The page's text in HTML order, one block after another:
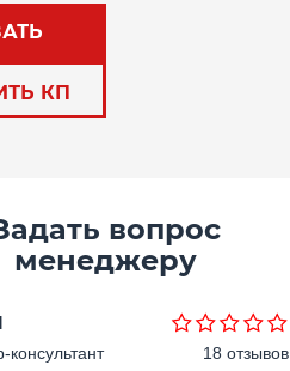
КП
вопрос
менеджеру
18 отзывов